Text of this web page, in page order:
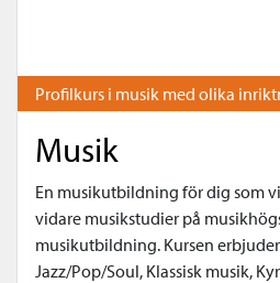
Profilkurs i musik med olika
Musik
En musikutbildning för dig som
vidare musikstudier på
musikutbildning. Kursen
Jazz/Pop/Soul, Klassisk musik,